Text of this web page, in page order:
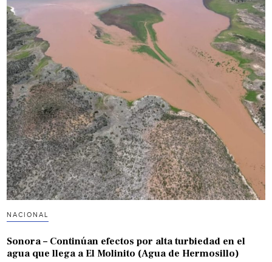
NACIONAL
Sonora – Continúan efectos por alta turbiedad en el
agua que llega a El Molinito (Agua de Hermosillo)